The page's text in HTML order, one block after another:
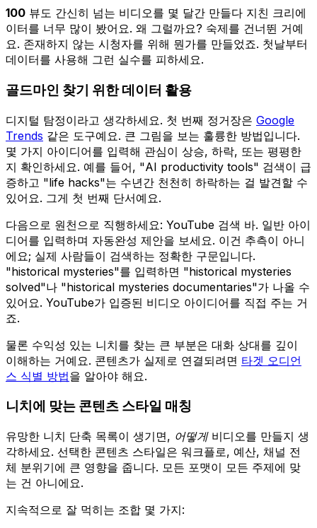
100 뷰도 간신히 넘는 비디오를 몇 달간 만들다 지친 크리에
이터를 너무 많이 봤어요. 왜 그럴까요? 숙제를 건너뛴 거예
요. 존재하지 않는 시청자를 위해 뭔가를 만들었죠. 첫날부터
데이터를 사용해 그런 실수를 피하세요.
골드마인 찾기 위한 데이터 활용
디지털 탐정이라고 생각하세요. 첫 번째 정거장은 Google
Trends 같은 도구예요. 큰 그림을 보는 훌륭한 방법입니다.
몇 가지 아이디어를 입력해 관심이 상승, 하락, 또는 평평한
지 확인하세요. 예를 들어, "AI productivity tools" 검색이 급
증하고 "life hacks"는 수년간 천천히 하락하는 걸 발견할 수
있어요. 그게 첫 번째 단서예요.
다음으로 원천으로 직행하세요: YouTube 검색 바. 일반 아이
디어를 입력하며 자동완성 제안을 보세요. 이건 추측이 아니
에요; 실제 사람들이 검색하는 정확한 구문입니다.
"historical mysteries"를 입력하면 "historical mysteries
solved"나 "historical mysteries documentaries"가 나올 수
있어요. YouTube가 입증된 비디오 아이디어를 직접 주는 거
죠.
물론 수익성 있는 니치를 찾는 큰 부분은 대화 상대를 깊이
이해하는 거예요. 콘텐츠가 실제로 연결되려면 타겟 오디언
스 식별 방법을 알아야 해요.
니치에 맞는 콘텐츠 스타일 매칭
유망한 니치 단축 목록이 생기면, 어떻게비디오를 만들지 생
각하세요. 선택한 콘텐츠 스타일은 워크플로, 예산, 채널 전
체 분위기에 큰 영향을 줍니다. 모든 포맷이 모든 주제에 맞
는 건 아니에요.
지속적으로 잘 먹히는 조합 몇 가지: